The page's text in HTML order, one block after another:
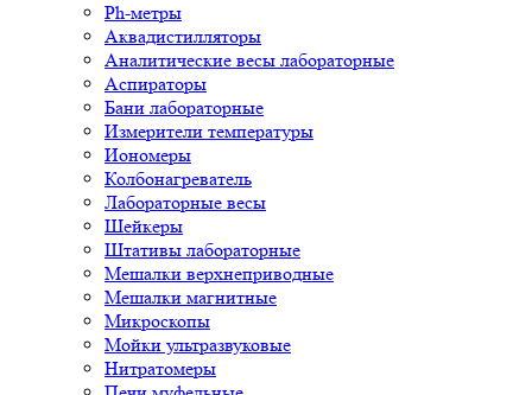
Ph-метры
Аквадистилляторы
Аналитические весы лабораторные
Аспираторы
Бани лабораторные
Измерители температуры
Иономеры
Колбонагреватель
Лабораторные весы
Шейкеры
Штативы лабораторные
Мешалки верхнеприводные
Мешалки магнитные
Микроскопы
Мойки ультразвуковые
Нитратомеры